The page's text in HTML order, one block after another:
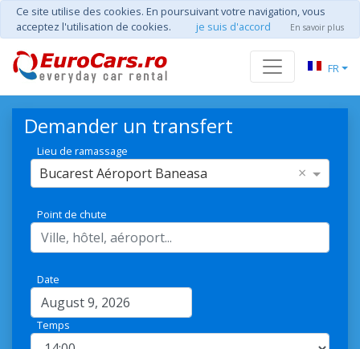
Ce site utilise des cookies. En poursuivant votre navigation, vous
acceptez l'utilisation de cookies.
je suis d'accord En savoir plus
FR
Demander un transfert
Lieu de ramassage
Bucarest Aéroport Baneasa ×
Point de chute
Date
Temps